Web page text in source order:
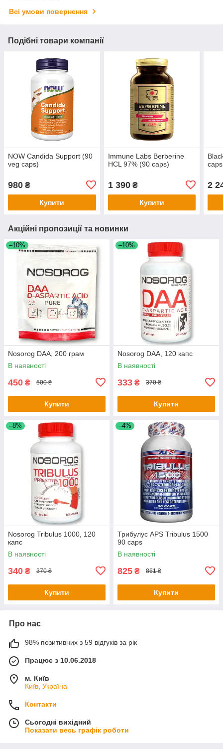
Всі умови повернення
Подібні товари компанії
NOW Candida Support (90
veg caps)
980 ₴
Купити
Immune Labs Berberine
HCL 97% (90 caps)
1 390₴
Купити
caps
2
Акційні пропозиції та новинки
–10%
Nosorog DAA, 200 грам
В наявності
450 ₴ 500 ₴
Купити
–10%
Nosorog DAA, 120 капс
В наявності
333 ₴ 370 ₴
Купити
–8%
Nosorog Tribulus 1000, 120
капс
В наявності
340 ₴ 370 ₴
Купити
–4%
Трибулус APS Tribulus 1500
90 caps
В наявності
825 ₴ 861 ₴
Купити
Про нас
98% позитивних з 59 відгуків за рік
Працює з 10.06.2018
м. Київ
Київ, Україна
Контакти
Сьогодні вихідний
Показати весь графік роботи